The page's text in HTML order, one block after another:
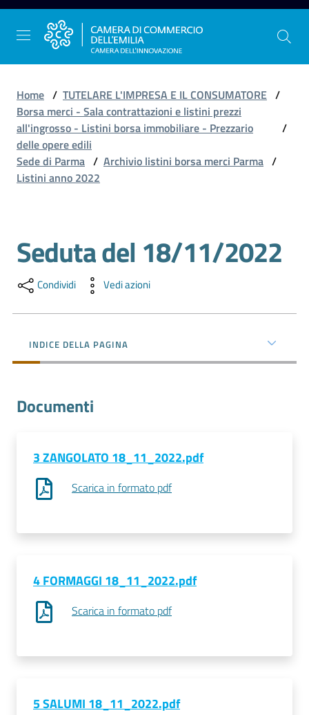
Vai al contenuto
Vai alla navigazione
Vai al footer
La
Camera
dell'Emilia
l'impresa
l'impresa
territorio
Consumatore
digitale
Home / TUTELARE L'IMPRESA E IL CONSUMATORE /
Borsa merci - Sala contrattazioni e listini prezzi
all'ingrosso - Listini borsa immobiliare - Prezzario
delle opere edili
/
Sede di Parma / Archivio listini borsa merci Parma /
Listini anno 2022
Salta al contenuto
Seduta del 18/11/2022
Condividi Vedi azioni
INDICE DELLA PAGINA
Documenti
3 ZANGOLATO 18_11_2022.pdf
Scarica in formato pdf
4 FORMAGGI 18_11_2022.pdf
Scarica in formato pdf
5 SALUMI 18_11_2022.pdf